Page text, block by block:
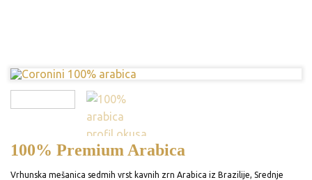
100% Premium Arabica
Vrhunska mešanica sedmih vrst kavnih zrn Arabica iz Brazilije, Srednje